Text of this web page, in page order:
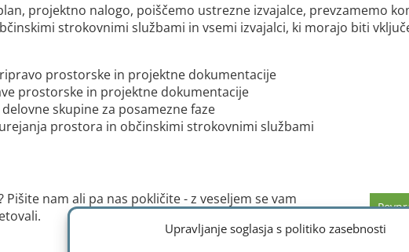
Upravljanje soglasja s politiko zasebnosti
projektno nalogo, poiščemo ustrezne izvajalce, prevzamemo
strokovnimi službami in vsemi izvajalci, ki morajo biti
prostorske in projektne dokumentacije
prostorske in projektne dokumentacije
skupine za posamezne faze
prostora in občinskimi strokovnimi službami
nam ali pa nas pokličite - z veseljem se vam